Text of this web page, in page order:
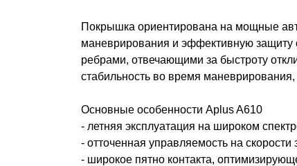
Покрышка ориентирована на мощные
маневрирования и эффективную защиту
ребрами, отвечающими за быстроту
стабильность во время
Основные особенности Aplus A610
- летняя эксплуатация на широком
- отточенная управляемость на
- широкое пятно контакта,